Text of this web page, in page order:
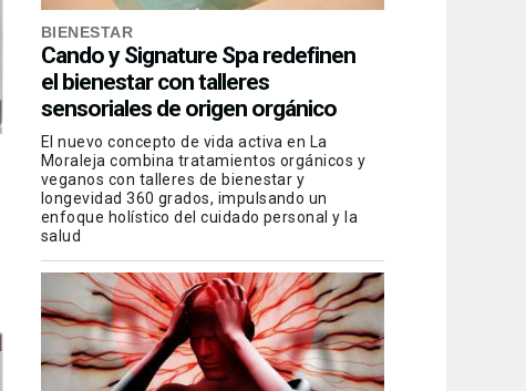
BIENESTAR
Cando y Signature Spa redefinen
el bienestar con talleres
sensoriales de origen orgánico
El nuevo concepto de vida activa en La
Moraleja combina tratamientos orgánicos y
veganos con talleres de bienestar y
longevidad 360 grados, impulsando un
enfoque holístico del cuidado personal y la
salud